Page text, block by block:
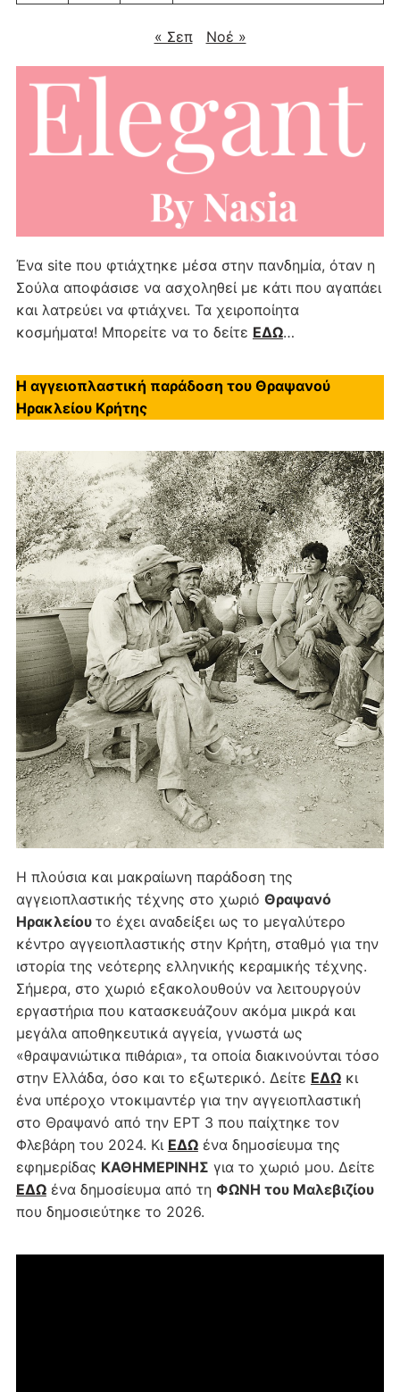
« Σεπ Νοέ »
Ένα site που φτιάχτηκε μέσα στην πανδημία, όταν η
Σούλα αποφάσισε να ασχοληθεί με κάτι που αγαπάει
και λατρεύει να φτιάχνει. Τα χειροποίητα
κοσμήματα! Μπορείτε να το δείτε ΕΔΩ…
Η αγγειοπλαστική παράδοση του Θραψανού
Ηρακλείου Κρήτης
Η πλούσια και μακραίωνη παράδοση της
αγγειοπλαστικής τέχνης στο χωριό Θραψανό
Ηρακλείου το έχει αναδείξει ως το μεγαλύτερο
κέντρο αγγειοπλαστικής στην Κρήτη, σταθμό για την
ιστορία της νεότερης ελληνικής κεραμικής τέχνης.
Σήμερα, στο χωριό εξακολουθούν να λειτουργούν
εργαστήρια που κατασκευάζουν ακόμα μικρά και
μεγάλα αποθηκευτικά αγγεία, γνωστά ως
«θραψανιώτικα πιθάρια», τα οποία διακινούνται τόσο
στην Ελλάδα, όσο και το εξωτερικό. Δείτε ΕΔΩκι
ένα υπέροχο ντοκιμαντέρ για την αγγειοπλαστική
στο Θραψανό από την ΕΡΤ 3 που παίχτηκε τον
Φλεβάρη του 2024. Κι ΕΔΩένα δημοσίευμα της
εφημερίδας ΚΑΘΗΜΕΡΙΝΗΣ για το χωριό μου. Δείτε
ΕΔΩένα δημοσίευμα από τη ΦΩΝΗ του Μαλεβιζίου
που δημοσιεύτηκε το 2026.